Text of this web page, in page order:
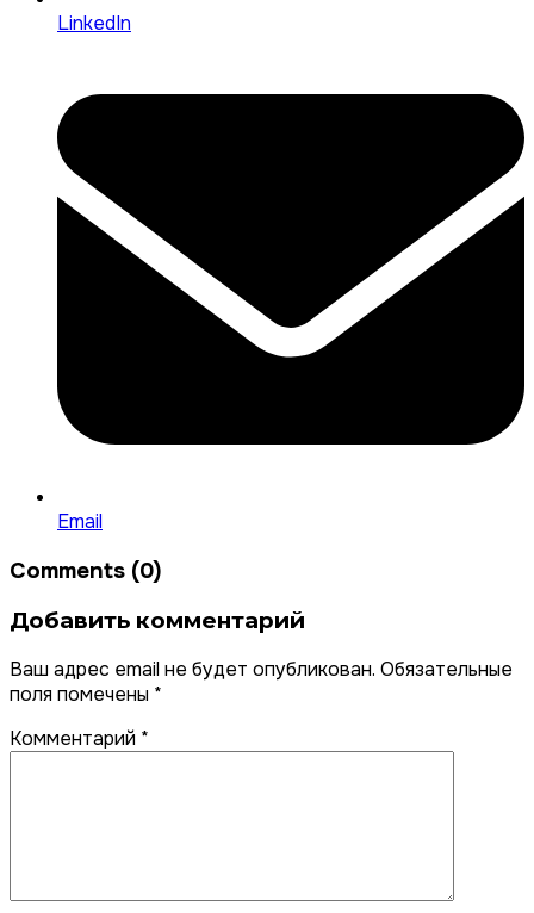
LinkedIn
Email
Comments (0)
Добавить комментарий
Ваш адрес email не будет опубликован. Обязательные
поля помечены *
Комментарий *